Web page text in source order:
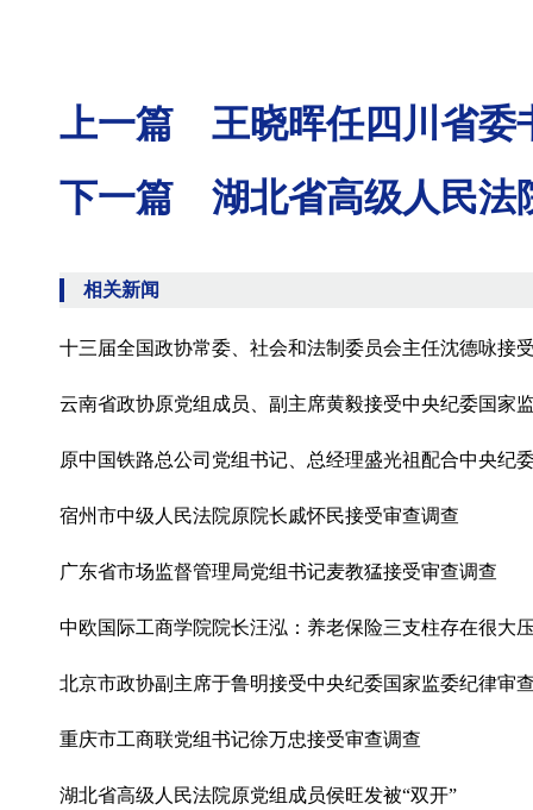
上一篇 王晓晖任四川省委
下一篇 湖北省高级人民法
相关新闻
十三届全国政协常委、社会和法制委员会主任沈德咏接
云南省政协原党组成员、副主席黄毅接受中央纪委国家
原中国铁路总公司党组书记、总经理盛光祖配合中央纪
宿州市中级人民法院原院长戚怀民接受审查调查
广东省市场监督管理局党组书记麦教猛接受审查调查
中欧国际工商学院院长汪泓：养老保险三支柱存在很大
北京市政协副主席于鲁明接受中央纪委国家监委纪律审
重庆市工商联党组书记徐万忠接受审查调查
湖北省高级人民法院原党组成员侯旺发被“双开”